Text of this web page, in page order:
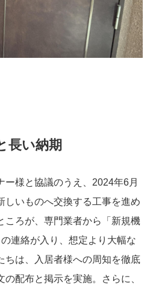
長い納期
ー様と協議のうえ、2024年6月
しいものへ交換する工事を進め
ころが、専門業者から「新規機
連絡が入り、想定より大幅な
ちは、入居者様への周知を徹底
配布と掲示を実施。さらに、